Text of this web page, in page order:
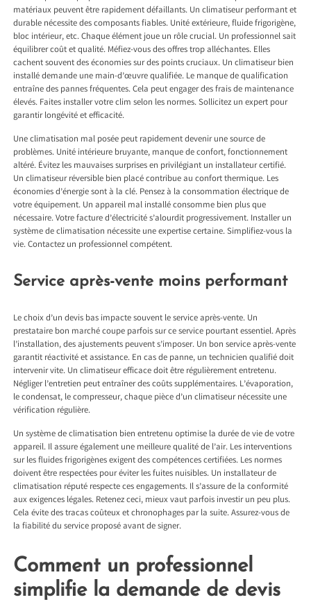
matériaux peuvent être rapidement défaillants. Un climatiseur performant et
durable nécessite des composants fiables. Unité extérieure, fluide frigorigène,
bloc intérieur, etc. Chaque élément joue un rôle crucial. Un professionnel sait
équilibrer coût et qualité. Méfiez-vous des offres trop alléchantes. Elles
cachent souvent des économies sur des points cruciaux. Un climatiseur bien
installé demande une main-d’œuvre qualifiée. Le manque de qualification
entraîne des pannes fréquentes. Cela peut engager des frais de maintenance
élevés. Faites installer votre clim selon les normes. Sollicitez un expert pour
garantir longévité et efficacité.
Une climatisation mal posée peut rapidement devenir une source de
problèmes. Unité intérieure bruyante, manque de confort, fonctionnement
altéré. Évitez les mauvaises surprises en privilégiant un installateur certifié.
Un climatiseur réversible bien placé contribue au confort thermique. Les
économies d’énergie sont à la clé. Pensez à la consommation électrique de
votre équipement. Un appareil mal installé consomme bien plus que
nécessaire. Votre facture d’électricité s’alourdit progressivement. Installer un
système de climatisation nécessite une expertise certaine. Simplifiez-vous la
vie. Contactez un professionnel compétent.
Service après-vente moins performant
Le choix d’un devis bas impacte souvent le service après-vente. Un
prestataire bon marché coupe parfois sur ce service pourtant essentiel. Après
l’installation, des ajustements peuvent s’imposer. Un bon service après-vente
garantit réactivité et assistance. En cas de panne, un technicien qualifié doit
intervenir vite. Un climatiseur efficace doit être régulièrement entretenu.
Négliger l’entretien peut entraîner des coûts supplémentaires. L’évaporation,
le condensat, le compresseur, chaque pièce d’un climatiseur nécessite une
vérification régulière.
Un système de climatisation bien entretenu optimise la durée de vie de votre
appareil. Il assure également une meilleure qualité de l’air. Les interventions
sur les fluides frigorigènes exigent des compétences certifiées. Les normes
doivent être respectées pour éviter les fuites nuisibles. Un installateur de
climatisation réputé respecte ces engagements. Il s’assure de la conformité
aux exigences légales. Retenez ceci, mieux vaut parfois investir un peu plus.
Cela évite des tracas coûteux et chronophages par la suite. Assurez-vous de
la fiabilité du service proposé avant de signer.
Comment un professionnel
simplifie la demande de devis